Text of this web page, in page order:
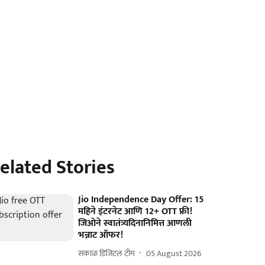
Stories
Jio Independence Day Offer: 15
महिने इंटरनेट आणि 12+ OTT फ्री!
जिओने स्वातंत्र्यदिनानिमित्त आणली
भन्नाट ऑफर!
सकाळ डिजिटल टीम 05 August 2026